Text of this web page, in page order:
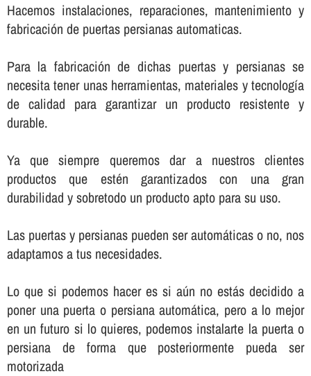
Hacemos instalaciones, reparaciones, mantenimiento y
fabricación de puertas persianas automaticas.
Para la fabricación de dichas puertas y persianas se
necesita tener unas herramientas, materiales y tecnologí­a
de calidad para garantizar un producto resistente y
durable.
Ya que siempre queremos dar a nuestros clientes
productos que estén garantizados con una gran
durabilidad y sobretodo un producto apto para su uso.
Las puertas y persianas pueden ser automáticas o no, nos
adaptamos a tus necesidades.
Lo que si podemos hacer es si aún no estás decidido a
poner una puerta o persiana automática, pero a lo mejor
en un futuro si lo quieres, podemos instalarte la puerta o
persiana de forma que posteriormente pueda ser
motorizada